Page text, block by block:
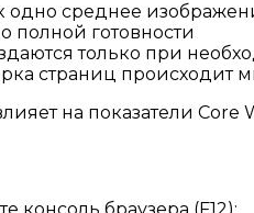
одно среднее
полной готовности
только при
страниц происходит
на показатели Core
консоль браузера (F12):